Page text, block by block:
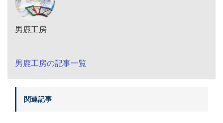
男鹿工房
男鹿工房の記事一覧
関連記事